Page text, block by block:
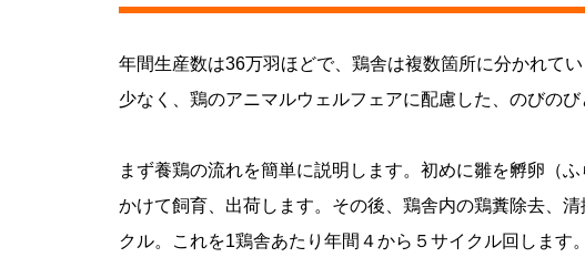
年間生産数は36万羽ほどで、鶏舎は複数箇所に分かれて
少なく、鶏のアニマルウェルフェアに配慮した、のびの
まず養鶏の流れを簡単に説明します。初めに雛を孵卵（
かけて飼育、出荷します。その後、鶏舎内の鶏糞除去、
クル。これを1鶏舎あたり年間４から５サイクル回します。